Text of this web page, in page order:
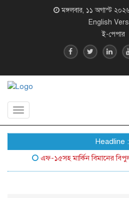
মঙ্গলবার, ১১ অগাস্ট
English
ই-পেপার
Toggle
Headline :
এফ-১৫সহ মার্কিন বিমানের বিপুল